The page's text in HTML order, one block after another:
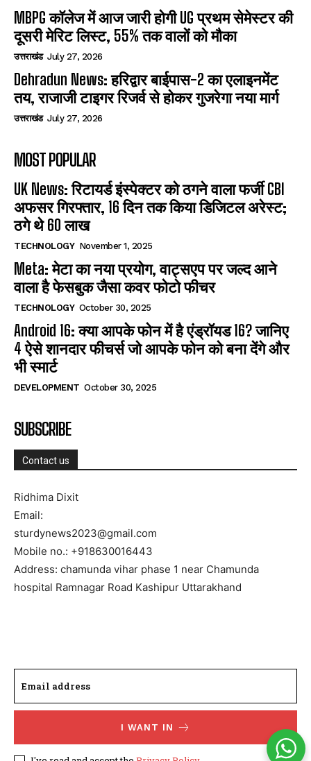
MBPG कॉलेज में आज जारी होगी UG प्रथम सेमेस्टर की
दूसरी मेरिट लिस्ट, 55% तक वालों को मौका
उत्तराखंड July 27, 2026
Dehradun News: हरिद्वार बाईपास-2 का एलाइनमेंट
तय, राजाजी टाइगर रिजर्व से होकर गुजरेगा नया मार्ग
उत्तराखंड July 27, 2026
MOST POPULAR
UK News: रिटायर्ड इंस्पेक्टर को ठगने वाला फर्जी CBI
अफसर गिरफ्तार, 16 दिन तक किया डिजिटल अरेस्ट;
ठगे थे 60 लाख
TECHNOLOGY November 1, 2025
Meta: मेटा का नया प्रयोग, वाट्सएप पर जल्द आने
वाला है फेसबुक जैसा कवर फोटो फीचर
TECHNOLOGY October 30, 2025
Android 16: क्या आपके फोन में है एंड्रॉयड 16? जानिए
4 ऐसे शानदार फीचर्स जो आपके फोन को बना देंगे और
भी स्मार्ट
DEVELOPMENT October 30, 2025
SUBSCRIBE
Contact us
Ridhima Dixit
Email:
sturdynews2023@gmail.com
Mobile no.: +918630016443
Address: chamunda vihar phase 1 near Chamunda
hospital Ramnagar Road Kashipur Uttarakhand
I WANT IN